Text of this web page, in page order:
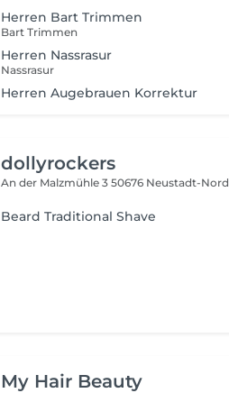
Herren Bart Trimmen
Bart Trimmen
Herren Nassrasur
Nassrasur
Herren Augebrauen Korrektur
dollyrockers
An der Malzmühle 350676 Neustadt-Nord
Beard Traditional Shave
My Hair Beauty